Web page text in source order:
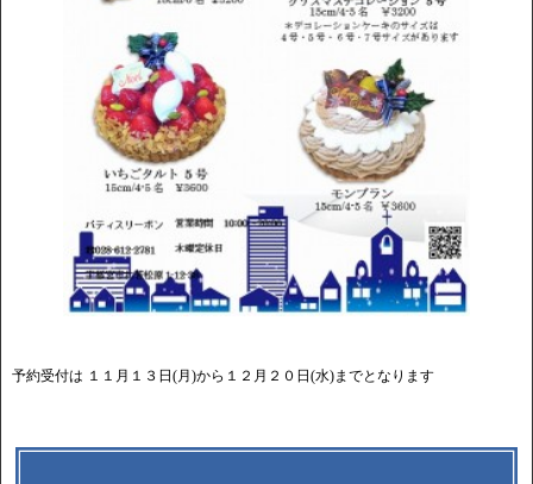
予約受付は １１月１３日(月)から１２月２０日(水)までとなります